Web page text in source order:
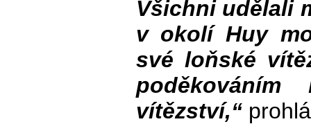
Všichni udělali
v okolí Huy
své loňské
vítězství,“